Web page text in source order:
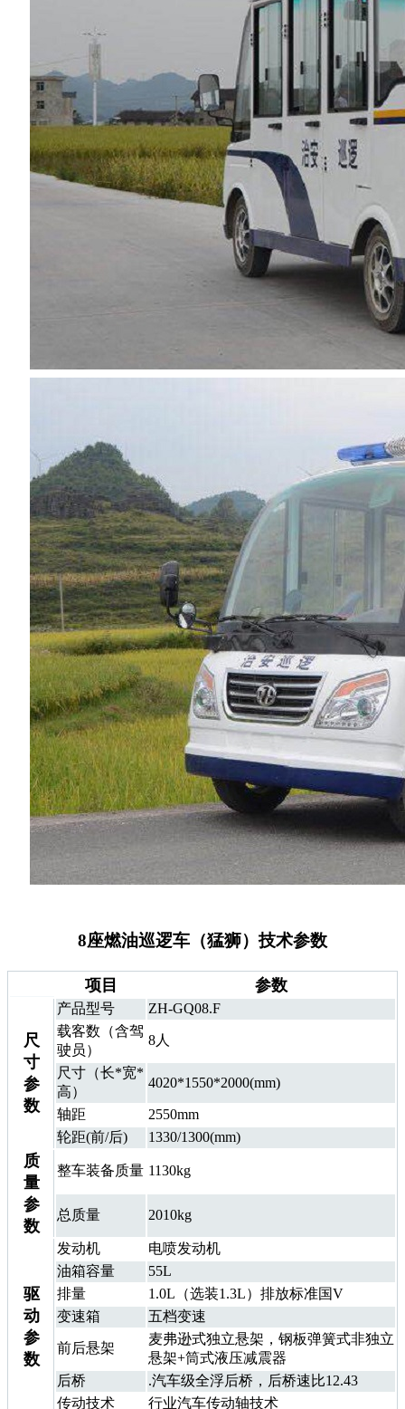
8座燃油巡逻车（猛狮）技术参数
项目 参数
尺
寸
参
数
产品型号
ZH-GQ08.F
载客数（含驾
驶员）
8人
尺寸（长*宽*
高）
4020*1550*2000(mm)
轴距
2550mm
轮距(前/后)
1330/1300(mm)
质
量
参
数
整车装备质量 1130kg
总质量 2010kg
驱
动
参
数
发动机
电喷发动机
油箱容量
55L
排量
1.0L（选装1.3L）排放标准国V
变速箱
五档变速
前后悬架
麦弗逊式独立悬架，钢板弹簧式非独立
悬架+筒式液压减震器
后桥
.汽车级全浮后桥，后桥速比12.43
传动技术
行业汽车传动轴技术